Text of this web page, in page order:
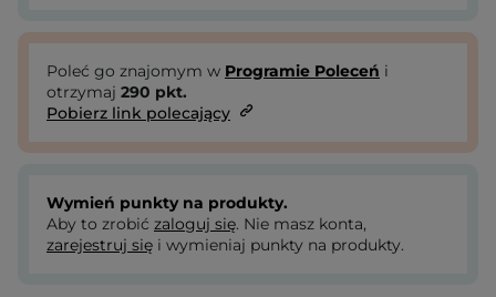
Poleć go znajomym w Programie Poleceń i
otrzymaj 290 pkt.
Pobierz link polecający
Wymień punkty na produkty.
Aby to zrobić zaloguj się. Nie masz konta,
zarejestruj się i wymieniaj punkty na produkty.